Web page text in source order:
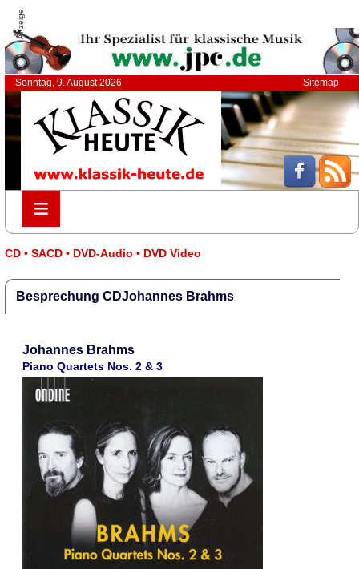
Anzeige
Sonntag, 9. August 2026 Sitemap
≡
≡
CD • SACD • DVD-Audio • DVD Video
Besprechung CDJohannes Brahms
Johannes Brahms
Piano Quartets Nos. 2 & 3